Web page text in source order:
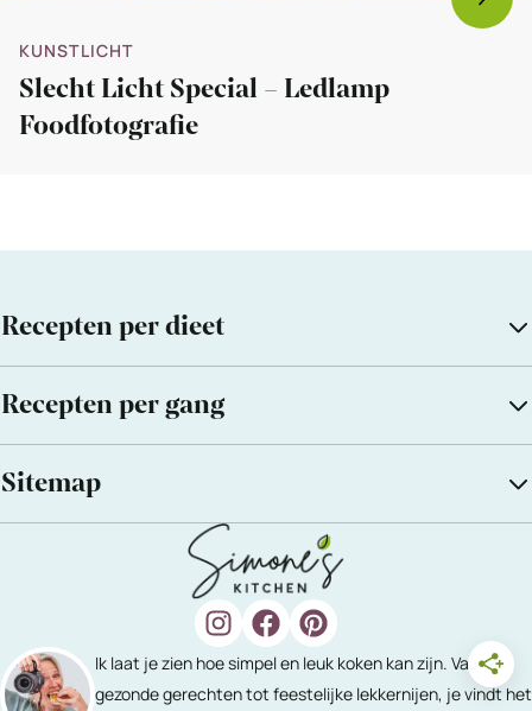
KUNSTLICHT
Slecht Licht Special – Ledlamp
Foodfotografie
Recepten per dieet
Recepten per gang
Sitemap
Ik laat je zien hoe simpel en leuk koken kan zijn. Van
gezonde gerechten tot feestelijke lekkernijen, je vindt het